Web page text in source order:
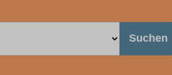
Suchen